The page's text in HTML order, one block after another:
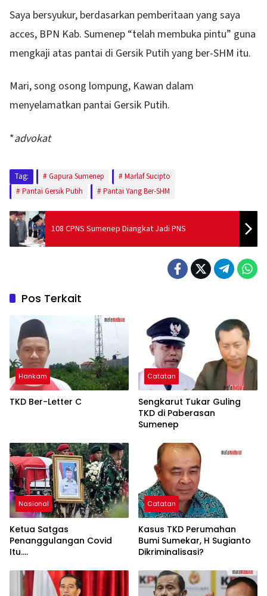
Saya bersyukur, berdasarkan pemberitaan yang saya
acces, BPN Kab. Sumenep “telah membuka pintu” guna
mengkaji atas pantai di Gersik Putih yang ber-SHM itu.
Mari, song osong lompung, Kawan dalam
menyelamatkan pantai Gersik Putih.
*advokat
Tag: Gapura Sumenep
Marlaf Sucipto
Pantai Gersik Putih
Pantai Yang Ber-SHM
108 CPNS Sumenep Diangkat Jadi PNS
Pos Terkait
Hankam
TKD Ber-Letter C
Catatan
Sengkarut Tukar Guling
TKD di Paberasan
Sumenep
Nasional
Ketua Satgas
Penanggulangan Covid
Itu….
Catatan
Kasus TKD Perumahan
Bumi Sumekar, H Sugianto
Dikriminalisasi?